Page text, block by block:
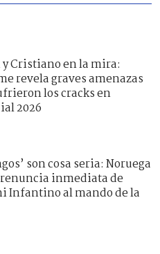
Cristiano en la mira:
revela graves amenazas
los cracks en
2026
son cosa seria: Noruega
inmediata de
Infantino al mando de la